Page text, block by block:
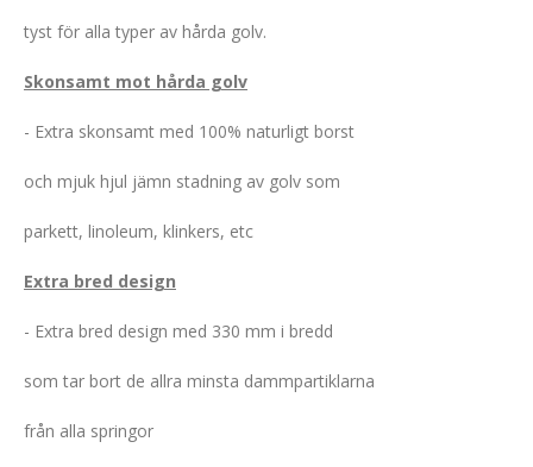
tyst för alla typer av hårda golv.
Skonsamt mot hårda golv
- Extra skonsamt med 100% naturligt borst
och mjuk hjul jämn stadning av golv som
parkett, linoleum, klinkers, etc
Extra bred design
- Extra bred design med 330 mm i bredd
som tar bort de allra minsta dammpartiklarna
från alla springor